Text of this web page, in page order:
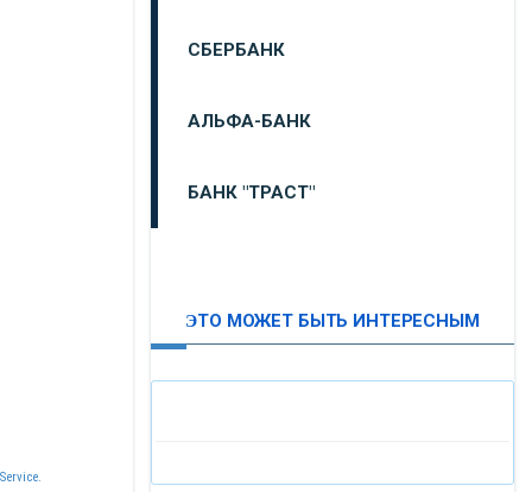
СБЕРБАНК
АЛЬФА-БАНК
БАНК "ТРАСТ"
ЭТО МОЖЕТ БЫТЬ ИНТЕРЕСНЫМ